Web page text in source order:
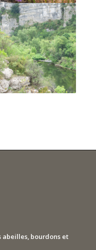
abeilles, bourdons et